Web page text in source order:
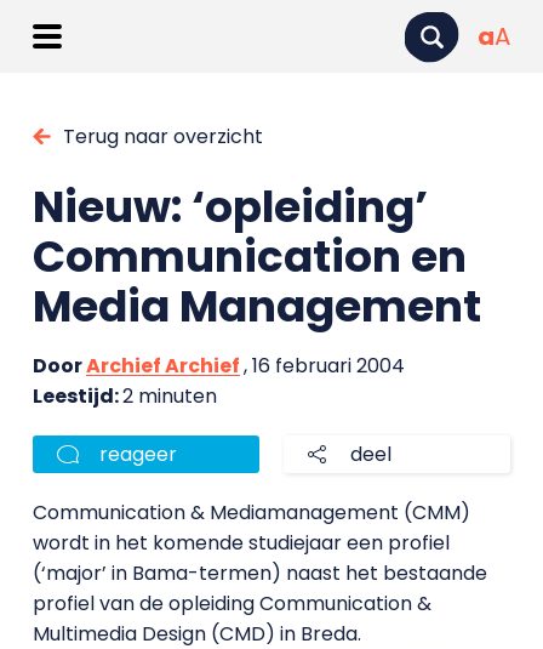
aA
Terug naar overzicht
Nieuw: ‘opleiding’
Communication en
Media Management
DoorArchief Archief, 16 februari 2004
Leestijd:2 minuten
reageer deel
Communication & Mediamanagement (CMM)
wordt in het komende studiejaar een profiel
(‘major’ in Bama-termen) naast het bestaande
profiel van de opleiding Communication &
Multimedia Design (CMD) in Breda.